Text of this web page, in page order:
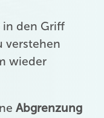
in den Griff
verstehen
wieder
Abgrenzung